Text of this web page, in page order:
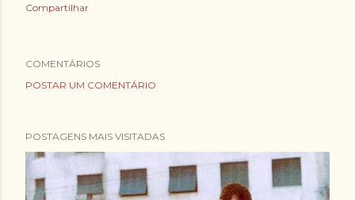
Compartilhar
COMENTÁRIOS
POSTAR UM COMENTÁRIO
POSTAGENS MAIS VISITADAS